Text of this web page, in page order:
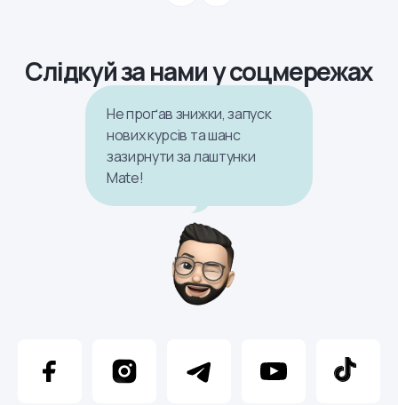
Слідкуй за нами у соцмережах
Не проґав знижки, запуск
нових курсів та шанс
зазирнути за лаштунки
Mate!